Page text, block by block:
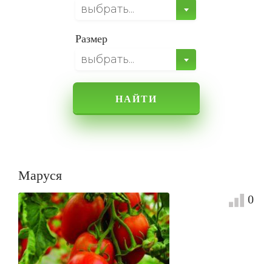
выбрать...
Размер
выбрать...
НАЙТИ
Маруся
0